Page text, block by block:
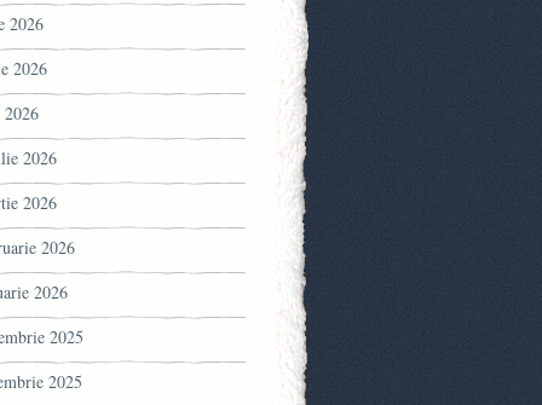
2026
2026
2026
2026
2026
2026
2025
2025